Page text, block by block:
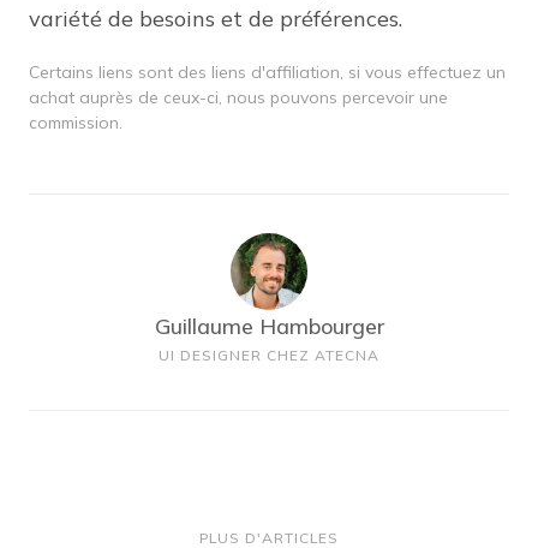
variété de besoins et de préférences.
Certains liens sont des liens d'affiliation, si vous effectuez un
achat auprès de ceux-ci, nous pouvons percevoir une
commission.
Guillaume Hambourger
UI DESIGNER CHEZ ATECNA
PLUS D'ARTICLES